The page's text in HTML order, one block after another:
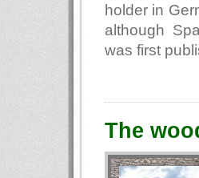
holder in
although
was first
The